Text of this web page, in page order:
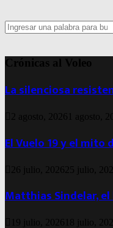
Search
for:
Crónicas al Voleo
La silenciosa
2 agosto, 2026 1 agosto,
El Vuelo 19 y el mito
26 julio, 2026 25 julio,
Matthias Sindelar,
19 julio, 2026 18 julio,